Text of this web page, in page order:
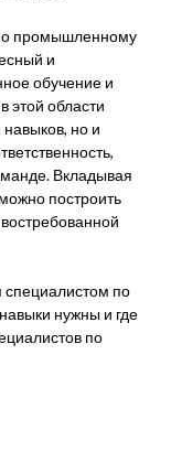
промышленному
и
обучение и
этой области
навыков, но и
Вкладывая
построить
специалистом по
нужны и где
по